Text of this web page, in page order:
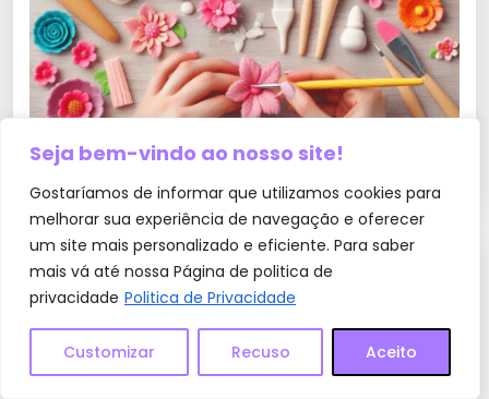
Seja bem-vindo ao nosso site!
Gostaríamos de informar que utilizamos cookies para
melhorar sua experiência de navegação e oferecer
um site mais personalizado e eficiente. Para saber
mais vá até nossa Página de politica de
privacidade Politica de Privacidade
Customizar Recuso Aceito
Como Fazer Flores de Pasta Americana: Guia
0 Comentários
Deixe um comentário
O seu endereço de e-mail não será publicado.